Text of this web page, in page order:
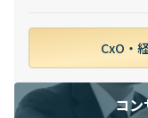
CxO・
コン